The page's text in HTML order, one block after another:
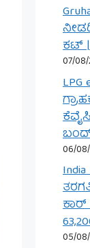
ಕಟ್ |
07/
06/
ಕಾರ್
05/